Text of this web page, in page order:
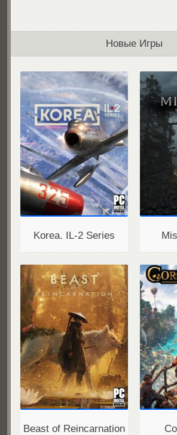
Новые Игры
Korea. IL-2 Series
Beast of Reincarnation